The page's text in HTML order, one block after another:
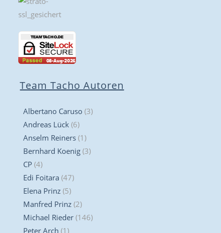
Team Tacho Autoren
Albertano Caruso (3)
Andreas Lück (6)
Anselm Reiners (1)
Bernhard Koenig (3)
CP (4)
Edi Foitara (47)
Elena Prinz (5)
Manfred Prinz (2)
Michael Rieder (146)
Peter Arch (1)